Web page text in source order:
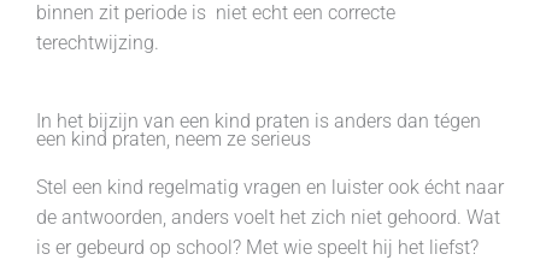
binnen zit periode is niet echt een correcte
terechtwijzing.
In het bijzijn van een kind praten is anders dan tégen
een kind praten, neem ze serieus
Stel een kind regelmatig vragen en luister ook écht naar
de antwoorden, anders voelt het zich niet gehoord. Wat
is er gebeurd op school? Met wie speelt hij het liefst?